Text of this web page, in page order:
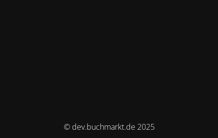
© dev.buchmarkt.de 2025